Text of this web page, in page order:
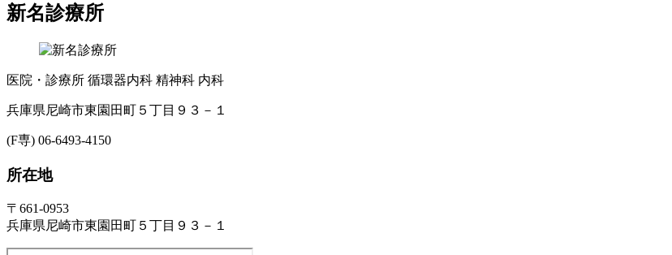
新名診療所
医院・診療所 循環器内科 精神科 内科
兵庫県尼崎市東園田町５丁目９３－１
(F専) 06-6493-4150
所在地
〒661-0953
兵庫県尼崎市東園田町５丁目９３－１